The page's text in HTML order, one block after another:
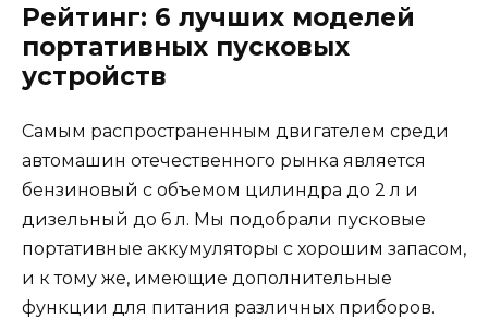
Рейтинг: 6 лучших моделей
портативных пусковых
устройств
Самым распространенным двигателем среди
автомашин отечественного рынка является
бензиновый с объемом цилиндра до 2 л и
дизельный до 6 л. Мы подобрали пусковые
портативные аккумуляторы с хорошим запасом,
и к тому же, имеющие дополнительные
функции для питания различных приборов.